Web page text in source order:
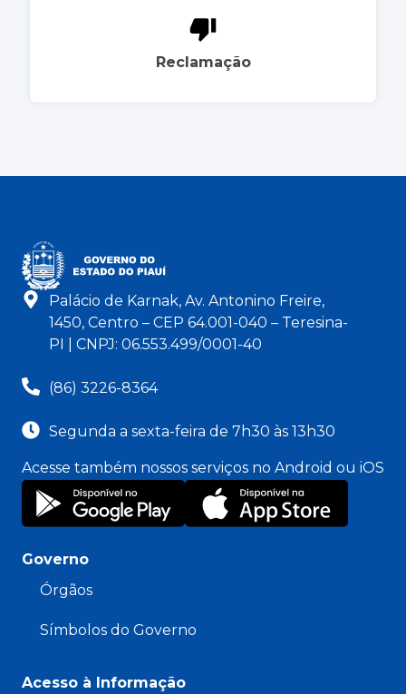
Reclamação
Palácio de Karnak, Av. Antonino Freire,
1450, Centro – CEP 64.001-040 – Teresina-
PI | CNPJ: 06.553.499/0001-40
(86) 3226-8364
Segunda a sexta-feira de 7h30 às 13h30
Acesse também nossos serviços no Android ou iOS
Governo
Órgãos
Símbolos do Governo
Acesso à Informação